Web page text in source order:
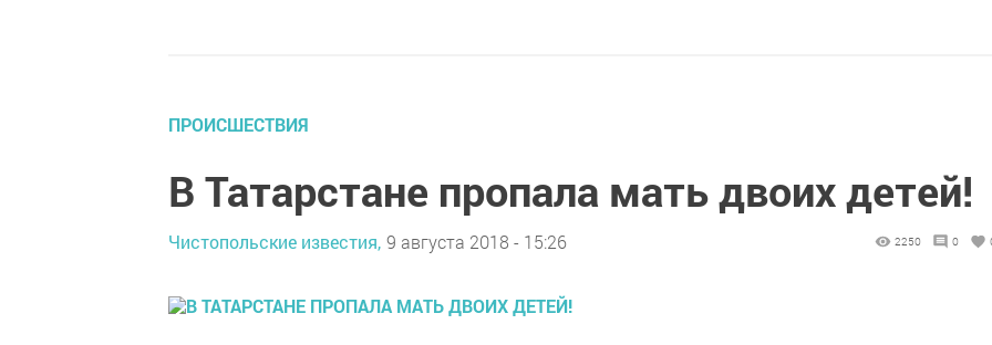
ПРОИСШЕСТВИЯ
В Татарстане пропала мать двоих детей!
Чистопольские известия, 9 августа 2018 - 15:26 2250 0